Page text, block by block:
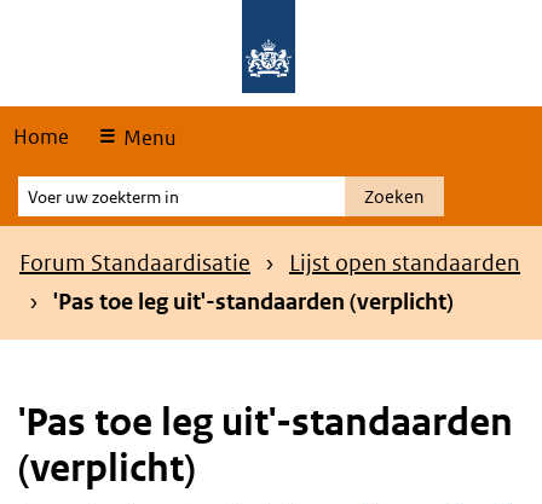
Home Menu
Voer
uw
zoekterm
Zoeken
Kruimelpad
Forum Standaardisatie
Lijst open standaarden
'Pas toe leg uit'-standaarden (verplicht)
'Pas toe leg uit'-standaarden
(verplicht)